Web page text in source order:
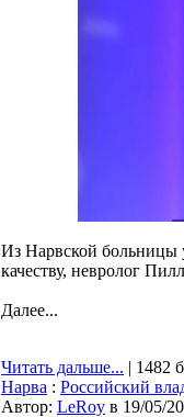
Из Нарвской больницы
качеству, невролог
Далее...
Читать дальше... | 1482
Нарва : Российский
Автор: LeRoy в 19/05/